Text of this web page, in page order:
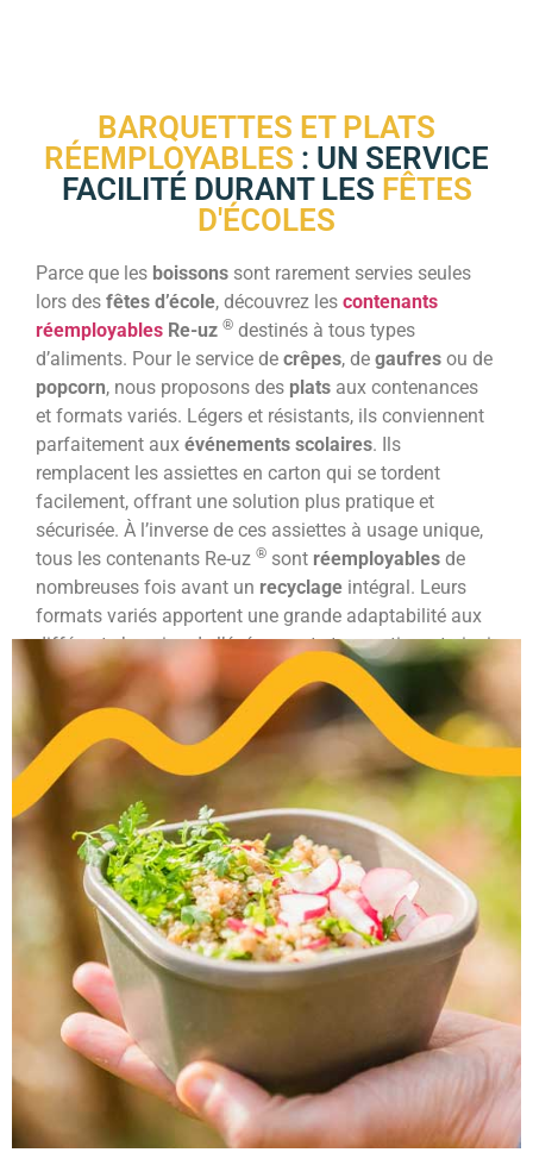
BARQUETTES ET PLATS
RÉEMPLOYABLES : UN SERVICE
FACILITÉ DURANT LES FÊTES
D'ÉCOLES
Parce que les boissons sont rarement servies seules
lors des fêtes d’école, découvrez les contenants
réemployables Re-uz ® destinés à tous types
d’aliments. Pour le service de crêpes, de gaufres ou de
popcorn, nous proposons des plats aux contenances
et formats variés. Légers et résistants, ils conviennent
parfaitement aux événements scolaires. Ils
remplacent les assiettes en carton qui se tordent
facilement, offrant une solution plus pratique et
sécurisée. À l’inverse de ces assiettes à usage unique,
tous les contenants Re-uz ® sont réemployables de
nombreuses fois avant un recyclage intégral. Leurs
formats variés apportent une grande adaptabilité aux
différents besoins de l’événement et garantissent ainsi
une organisation fluide et efficace.